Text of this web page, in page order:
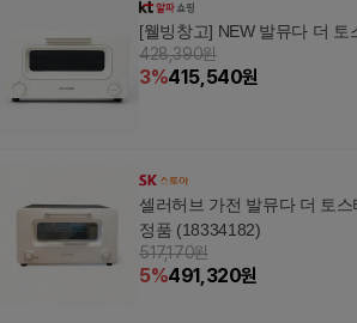
터오븐 오븐형태 토스
트기계 주방가전
[웰빙창고] NEW 발뮤다 더 토
428,390원
3%415,540원
셀러허브 가전 발뮤다 더 토스
정품 (18334182)
517,170원
5%491,320원